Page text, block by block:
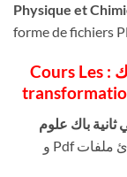
Physique et
forme de fichiers
ملخص درس التناقص الإشعاعي 2 باك : Cours Les
باك علوم
ستحتاج الى ملفين ،هما: قارئ ملفات Pdf و